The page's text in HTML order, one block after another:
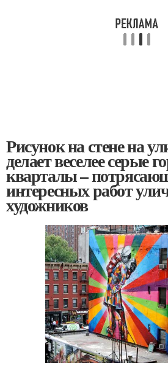
Рисунок на стене на
делает веселее серые
кварталы –
интересных работ
художников